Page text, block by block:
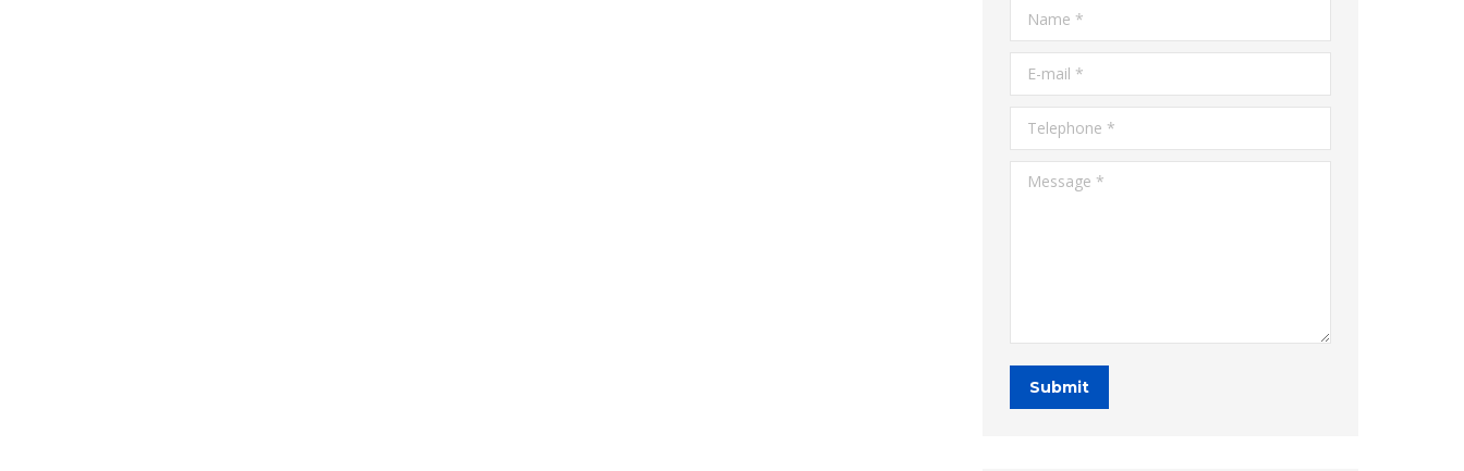
Name *
E-mail *
Telephone *
Message *
Submit